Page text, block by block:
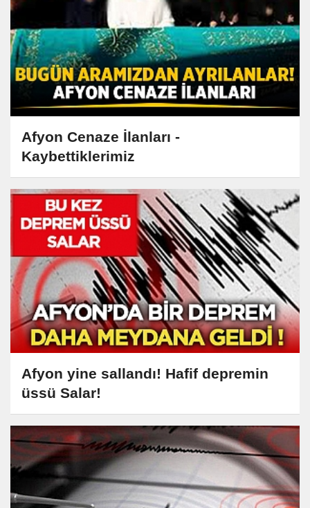
Afyon Cenaze İlanları -
Kaybettiklerimiz
Afyon yine sallandı! Hafif depremin
üssü Salar!